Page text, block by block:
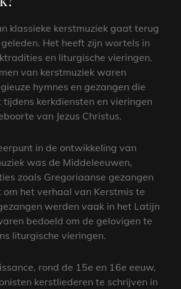
klassieke kerstmuziek gaat terug
Het heeft zijn wortels in
en liturgische vieringen.
van kerstmuziek waren
hymnes en gezangen die
kerkdiensten en vieringen
van Jezus Christus.
in de ontwikkeling van
was de Middeleeuwen,
zoals Gregoriaanse gezangen
het verhaal van Kerstmis te
werden vaak in het Latijn
bedoeld om de gelovigen te
liturgische vieringen.
rond de 15e en 16e eeuw,
kerstliederen te schrijven in